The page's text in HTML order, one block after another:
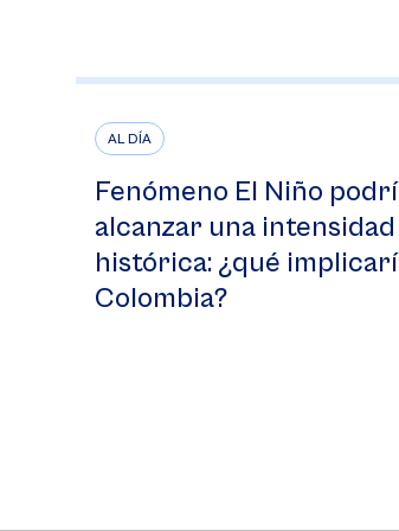
AL DÍA
Fenómeno El Niño
alcanzar una intensidad
histórica: ¿qué
Colombia?